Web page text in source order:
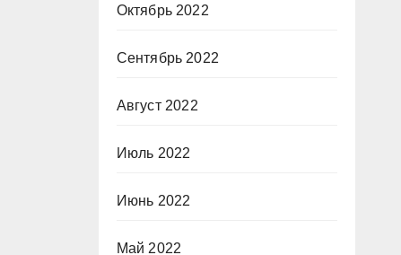
Октябрь 2022
Сентябрь 2022
Август 2022
Июль 2022
Июнь 2022
Май 2022